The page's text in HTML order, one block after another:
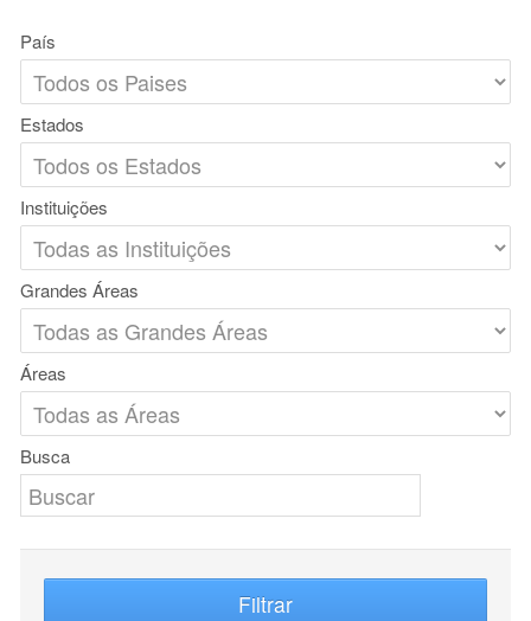
País
Estados
Instituições
Grandes Áreas
Áreas
Busca
Filtrar